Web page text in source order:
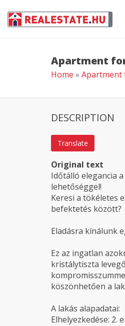
Apartment
Home » Apartment
DESCRIPTION
Translate
Original text
Időtálló elegancia
lehetőséggel!
Keresi a tökéletes
befektetés között?
Eladásra kínálunk
Ez az ingatlan
kristálytiszta
köszönhetően a
A lakás alapadatai:
Elhelyezkedése: 2.